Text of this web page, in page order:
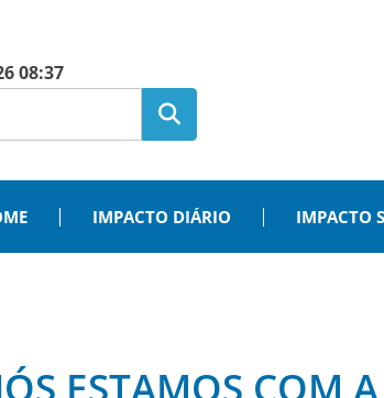
08:37
IMPACTO DIÁRIO IMPACTO